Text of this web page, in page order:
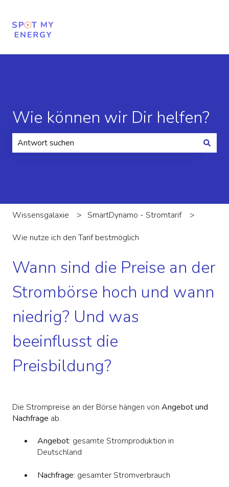
Wie können wir Dir helfen?
Wissensgalaxie SmartDynamo - Stromtarif
Wie nutze ich den Tarif bestmöglich
Wann sind die Preise an der
Strombörse hoch und wann
niedrig? Und was
beeinflusst die
Preisbildung?
Die Strompreise an der Börse hängen von Angebot und
Nachfrage ab.
Angebot: gesamte Stromproduktion in
Deutschland
Nachfrage: gesamter Stromverbrauch